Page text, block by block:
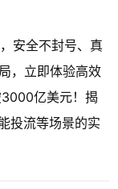
安全不封号、真
，立即体验高效
亿美元！揭
投流等场景的实